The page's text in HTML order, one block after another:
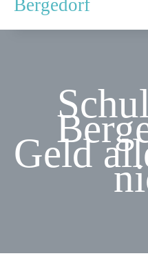
Geld